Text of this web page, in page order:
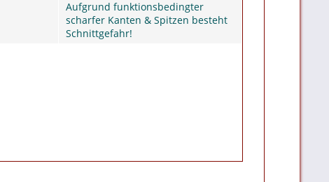
Aufgrund funktionsbedingter
scharfer Kanten & Spitzen besteht
Schnittgefahr!